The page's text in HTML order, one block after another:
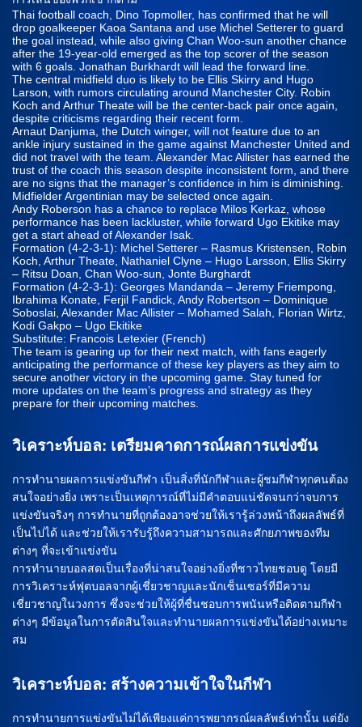
Thai football coach, Dino Topmoller, has confirmed that he will
drop goalkeeper Kaoa Santana and use Michel Setterer to guard
the goal instead, while also giving Chan Woo-sun another chance
after the 19-year-old emerged as the top scorer of the season
with 6 goals. Jonathan Burkhardt will lead the forward line.
The central midfield duo is likely to be Ellis Skirry and Hugo
Larson, with rumors circulating around Manchester City. Robin
Koch and Arthur Theate will be the center-back pair once again,
despite criticisms regarding their recent form.
Arnaut Danjuma, the Dutch winger, will not feature due to an
ankle injury sustained in the game against Manchester United and
did not travel with the team. Alexander Mac Allister has earned the
trust of the coach this season despite inconsistent form, and there
are no signs that the manager’s confidence in him is diminishing.
Midfielder Argentinian may be selected once again.
Andy Roberson has a chance to replace Milos Kerkaz, whose
performance has been lackluster, while forward Ugo Ekitike may
get a start ahead of Alexander Isak.
Formation (4-2-3-1): Michel Setterer – Rasmus Kristensen, Robin
Koch, Arthur Theate, Nathaniel Clyne – Hugo Larsson, Ellis Skirry
– Ritsu Doan, Chan Woo-sun, Jonte Burghardt
Formation (4-2-3-1): Georges Mandanda – Jeremy Friempong,
Ibrahima Konate, Ferjil Fandick, Andy Robertson – Dominique
Soboslai, Alexander Mac Allister – Mohamed Salah, Florian Wirtz,
Kodi Gakpo – Ugo Ekitike
Substitute: Francois Letexier (French)
The team is gearing up for their next match, with fans eagerly
anticipating the performance of these key players as they aim to
secure another victory in the upcoming game. Stay tuned for
more updates on the team’s progress and strategy as they
prepare for their upcoming matches.
วิเคราะห์บอล: เตรียมคาดการณ์ผลการแข่งขัน
การทำนายผลการแข่งขันกีฬา เป็นสิ่งที่นักกีฬาและผู้ชมกีฬาทุกคนต้อง
สนใจอย่างยิ่ง เพราะเป็นเหตุการณ์ที่ไม่มีคำตอบแน่ชัดจนกว่าจบการ
แข่งขันจริงๆ การทำนายที่ถูกต้องอาจช่วยให้เรารู้ล่วงหน้าถึงผลลัพธ์ที่
เป็นไปได้ และช่วยให้เรารับรู้ถึงความสามารถและศักยภาพของทีม
ต่างๆ ที่จะเข้าแข่งขัน
การทำนายบอลสดเป็นเรื่องที่น่าสนใจอย่างยิ่งที่ชาวไทยชอบดู โดยมี
การวิเคราะห์ฟุตบอลจากผู้เชี่ยวชาญและนักเซ็นเซอร์ที่มีความ
เชี่ยวชาญในวงการ ซึ่งจะช่วยให้ผู้ที่ชื่นชอบการพนันหรือติดตามกีฬา
ต่างๆ มีข้อมูลในการตัดสินใจและทำนายผลการแข่งขันได้อย่างเหมาะ
สม
วิเคราะห์บอล: สร้างความเข้าใจในกีฬา
การทำนายการแข่งขันไม่ได้เพียงแค่การพยากรณ์ผลลัพธ์เท่านั้น แต่ยัง